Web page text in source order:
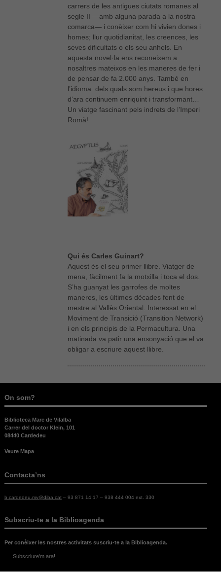
carrers de les antigues ciutats romanes al
segle II —amb alguna parada a la nostra
comarca— i conèixer com hi vivien dones i
homes; llur quotidianitat, les creences, les
seves dificultats o els seu anhels. En
aquesta novel·la ens reconeixem a
nosaltres mateixos en les maneres de fer i
de pensar de fa 2.000 anys. També en
l’idioma dels quals som hereus i que hores
d’ara continuem enriquint i transformant…
Un viatge fascinant pels indrets de l’Imperi
Romà!
Qui és Carles Guinart?
Aquest és el seu primer llibre. Viatger de
mena, fàcilment fa la motxilla i toca el dos.
S’ha guanyat les garrofes de moltes
maneres, les últimes dècades fent de
mestre al Vallès Oriental. Interessat en el
Moviment de Transició (Transition Network)
i en els principis de la Permacultura. Una
matinada va patir una ensonyació que el va
obligar a escriure aquest llibre.
On som?
Biblioteca Marc de Vilalba
Carrer del doctor Klein, 101
08440 Cardedeu
Veure Mapa
Contacta’ns
b.cardedeu.mv@diba.cat– 93 871 14 17 – 938 444 004 ext. 330
Subscriu-te a la Biblioagenda
Per conèixer les nostres activitats suscriu-te a la Biblioagenda.
Subscriure'm ara!
web.
Estadístiques
la nostra web